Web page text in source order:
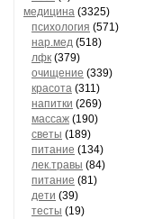
медицина (3325)
психология (571)
нар.мед (518)
лфк (379)
очищение (339)
красота (311)
напитки (269)
массаж (190)
светы (189)
питание (134)
лек.травы (84)
питание (81)
дети (39)
тесты (19)